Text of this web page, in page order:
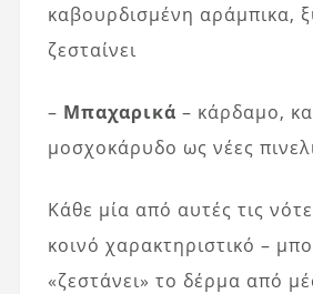
καβουρδισμένη αράμπικα,
ζεσταίνει
– Μπαχαρικά – κάρδαμο,
μοσχοκάρυδο ως νέες
Κάθε μία από αυτές τις
κοινό χαρακτηριστικό –
«ζεστάνει» το δέρμα από